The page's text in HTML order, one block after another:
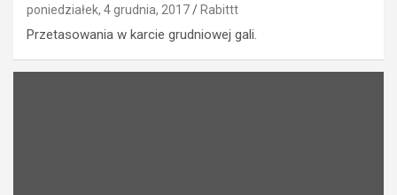
poniedziałek, 4 grudnia, 2017 Rabittt
Przetasowania w karcie grudniowej gali.